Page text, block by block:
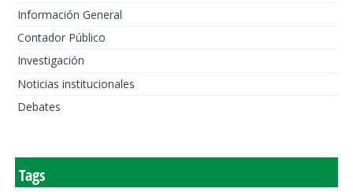
Información General
Contador Público
Investigación
Noticias institucionales
Debates
Tags